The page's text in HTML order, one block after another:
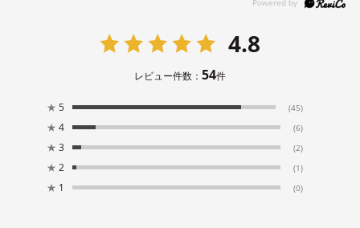
4.8
レビュー件数： 54件
★ 5 (45)
★ 4 (6)
★ 3 (2)
★ 2 (1)
★ 1 (0)